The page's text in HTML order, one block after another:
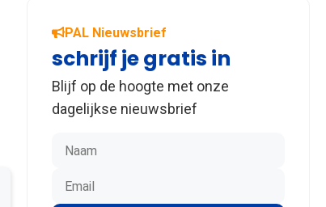
PAL Nieuwsbrief
schrijf je gratis in
Blijf op de hoogte met onze
dagelijkse nieuwsbrief